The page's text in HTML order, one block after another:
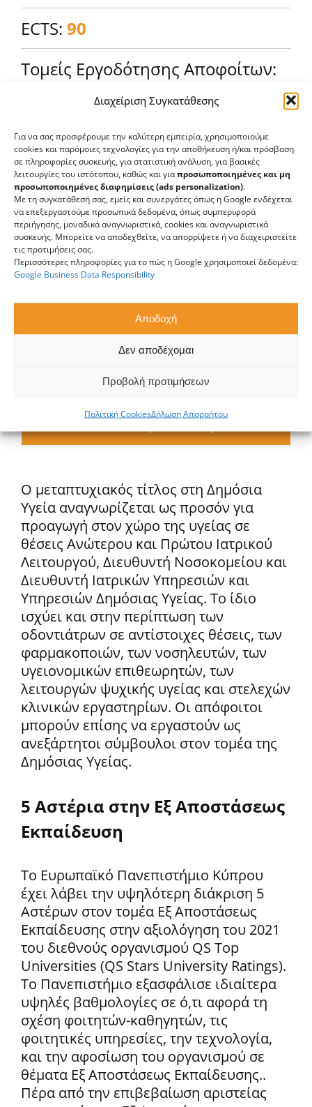
Διαχείριση Συγκατάθεσης
Για να σας προσφέρουμε την καλύτερη εμπειρία, χρησιμοποιούμε
cookies και παρόμοιες τεχνολογίες για την αποθήκευση ή/και πρόσβαση
σε πληροφορίες συσκευής, για στατιστική ανάλυση, για βασικές
λειτουργίες του ιστότοπου, καθώς και γιαπροσωποποιημένες και μη
προσωποποιημένες διαφημίσεις (ads personalization).
Με τη συγκατάθεσή σας, εμείς και συνεργάτες όπως η Google ενδέχεται
να επεξεργαστούμε προσωπικά δεδομένα, όπως συμπεριφορά
περιήγησης, μοναδικά αναγνωριστικά, cookies και αναγνωριστικά
συσκευής. Μπορείτε να αποδεχθείτε, να απορρίψετε ή να διαχειριστείτε
τις προτιμήσεις σας.
Περισσότερες πληροφορίες για το πώς η Google χρησιμοποιεί δεδομένα:
Google Business Data Responsibility
Αποδοχή
Δεν αποδέχομαι
Προβολή προτιμήσεων
Πολιτική CookiesΔήλωση Απορρήτου
ECTS: 90
Τομείς Εργοδότησης Αποφοίτων:
Νοσοκομεία και Κέντρα Υγείας
Κρατικές Υπηρεσίες
Εκπαίδευση
Κλινικά Εργαστήρια
Συμβουλευτικές Υπηρεσίες
Έρευνα
Μάθε περισσότερα
Ο μεταπτυχιακός τίτλος στη Δημόσια
Υγεία αναγνωρίζεται ως προσόν για
προαγωγή στον χώρο της υγείας σε
θέσεις Ανώτερου και Πρώτου Ιατρικού
Λειτουργού, Διευθυντή Νοσοκομείου και
Διευθυντή Ιατρικών Υπηρεσιών και
Υπηρεσιών Δημόσιας Υγείας. Το ίδιο
ισχύει και στην περίπτωση των
οδοντιάτρων σε αντίστοιχες θέσεις, των
φαρμακοποιών, των νοσηλευτών, των
υγειονομικών επιθεωρητών, των
λειτουργών ψυχικής υγείας και στελεχών
κλινικών εργαστηρίων. Οι απόφοιτοι
μπορούν επίσης να εργαστούν ως
ανεξάρτητοι σύμβουλοι στον τομέα της
Δημόσιας Υγείας.
5 Αστέρια στην Εξ Αποστάσεως
Εκπαίδευση
Το Ευρωπαϊκό Πανεπιστήμιο Κύπρου
έχει λάβει την υψηλότερη διάκριση 5
Αστέρων στον τομέα Εξ Αποστάσεως
Εκπαίδευσης στην αξιολόγηση του 2021
του διεθνούς οργανισμού QS Top
Universities (QS Stars University Ratings).
Το Πανεπιστήμιο εξασφάλισε ιδιαίτερα
υψηλές βαθμολογίες σε ό,τι αφορά τη
σχέση φοιτητών-καθηγητών, τις
φοιτητικές υπηρεσίες, την τεχνολογία,
και την αφοσίωση του οργανισμού σε
θέματα Εξ Αποστάσεως Εκπαίδευσης..
Πέρα από την επιβεβαίωση αριστείας